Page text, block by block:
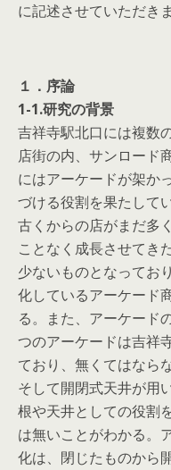
に記述させていただきま
１．序論
1-1.研究の背景
吉祥寺駅北口には複数
店街の内、サンロード
にはアーケードが架か
づける役割を果たしてい
古くからの店がまだ多
ことなく成長させてき
少ないものとなってお
化しているアーケード
る。また、アーケード
つのアーケードは吉祥
ており、無くてはなら
そして開閉式天井が用
根や天井としての役割
は無いことがわかる。
化は、閉じたものから